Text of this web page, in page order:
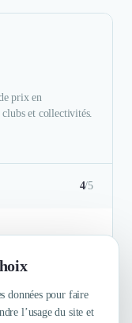
données pour faire
l’usage du site et
prix en
et collectivités.
4/5